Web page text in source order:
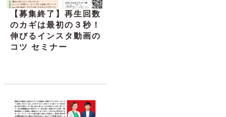
【募集終了】再生回数
のカギは最初の３秒！
伸びるインスタ動画の
コツ セミナー